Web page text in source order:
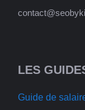
LES
Guide de